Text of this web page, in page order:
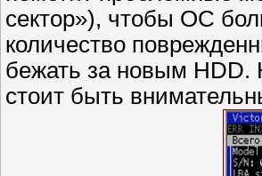
сектор»), чтобы ОС
количество
бежать за новым HDD.
стоит быть